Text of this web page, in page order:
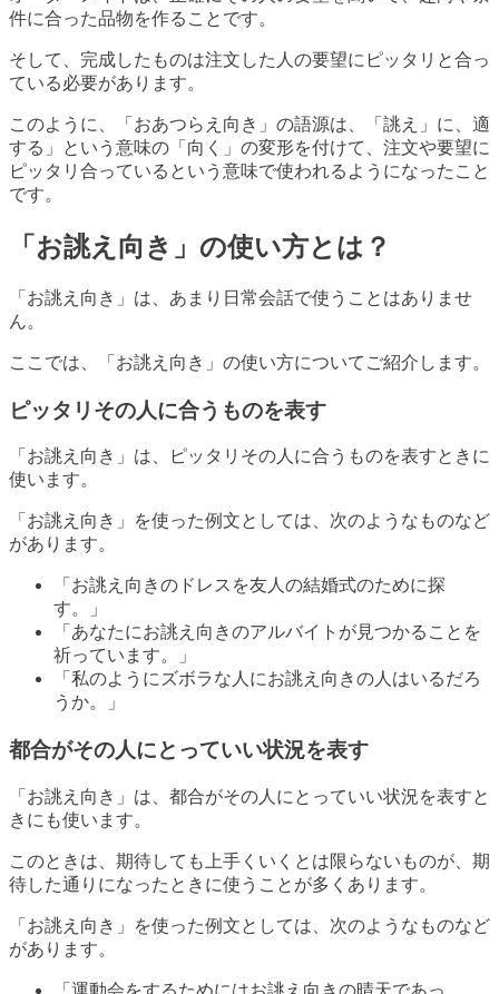
件に合った品物を作ることです。
そして、完成したものは注文した人の要望にピッタリと合っ
ている必要があります。
このように、「おあつらえ向き」の語源は、「誂え」に、適
する」という意味の「向く」の変形を付けて、注文や要望に
ピッタリ合っているという意味で使われるようになったこと
です。
「お誂え向き」の使い方とは？
「お誂え向き」は、あまり日常会話で使うことはありませ
ん。
ここでは、「お誂え向き」の使い方についてご紹介します。
ピッタリその人に合うものを表す
「お誂え向き」は、ピッタリその人に合うものを表すときに
使います。
「お誂え向き」を使った例文としては、次のようなものなど
があります。
「お誂え向きのドレスを友人の結婚式のために探
す。」
「あなたにお誂え向きのアルバイトが見つかることを
祈っています。」
「私のようにズボラな人にお誂え向きの人はいるだろ
うか。」
都合がその人にとっていい状況を表す
「お誂え向き」は、都合がその人にとっていい状況を表すと
きにも使います。
このときは、期待しても上手くいくとは限らないものが、期
待した通りになったときに使うことが多くあります。
「お誂え向き」を使った例文としては、次のようなものなど
があります。
「運動会をするためにはお誂え向きの晴天であっ